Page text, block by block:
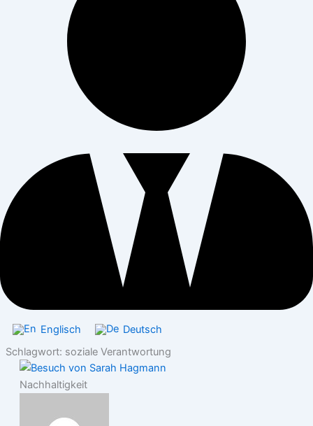
Englisch
Deutsch
Schlagwort: soziale Verantwortung
Nachhaltigkeit